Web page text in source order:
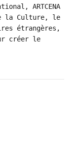
ARTCENA
la Culture, le
étrangères,
créer le